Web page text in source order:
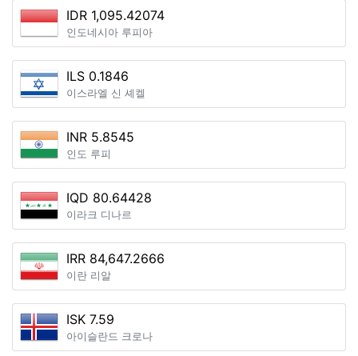
IDR 1,095.42074
인도네시아 루피아
ILS 0.1846
이스라엘 신 셰켈
INR 5.8545
인도 루피
IQD 80.64428
이라크 디나르
IRR 84,647.2666
이란 리알
ISK 7.59
아이슬란드 크로나